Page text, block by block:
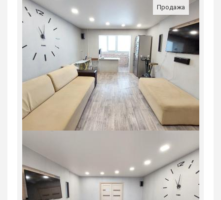
Продажа